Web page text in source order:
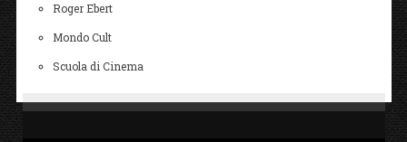
Roger Ebert
Mondo Cult
Scuola di Cinema